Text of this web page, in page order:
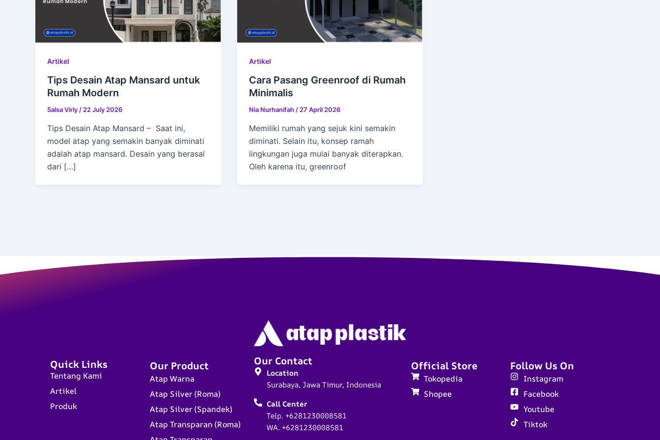
Artikel
Tips Desain Atap Mansard untuk
Rumah Modern
Salsa Virly / 22 July 2026
Tips Desain Atap Mansard – Saat ini,
model atap yang semakin banyak diminati
adalah atap mansard. Desain yang berasal
dari […]
Artikel
Cara Pasang Greenroof di Rumah
Minimalis
Nia Nurhanifah / 27 April 2026
Memiliki rumah yang sejuk kini semakin
diminati. Selain itu, konsep ramah
lingkungan juga mulai banyak diterapkan.
Oleh karena itu, greenroof
Quick Links
Tentang Kami
Artikel
Produk
Our Product
Atap Warna
Atap Silver (Roma)
Atap Silver (Spandek)
Atap Transparan (Roma)
Our Contact
Location
Surabaya, Jawa Timur, Indonesia
Call Center
Telp. +6281230008581
WA. +6281230008581
Official Store
Tokopedia
Shopee
Follow Us On
Instagram
Facebook
Youtube
Tiktok